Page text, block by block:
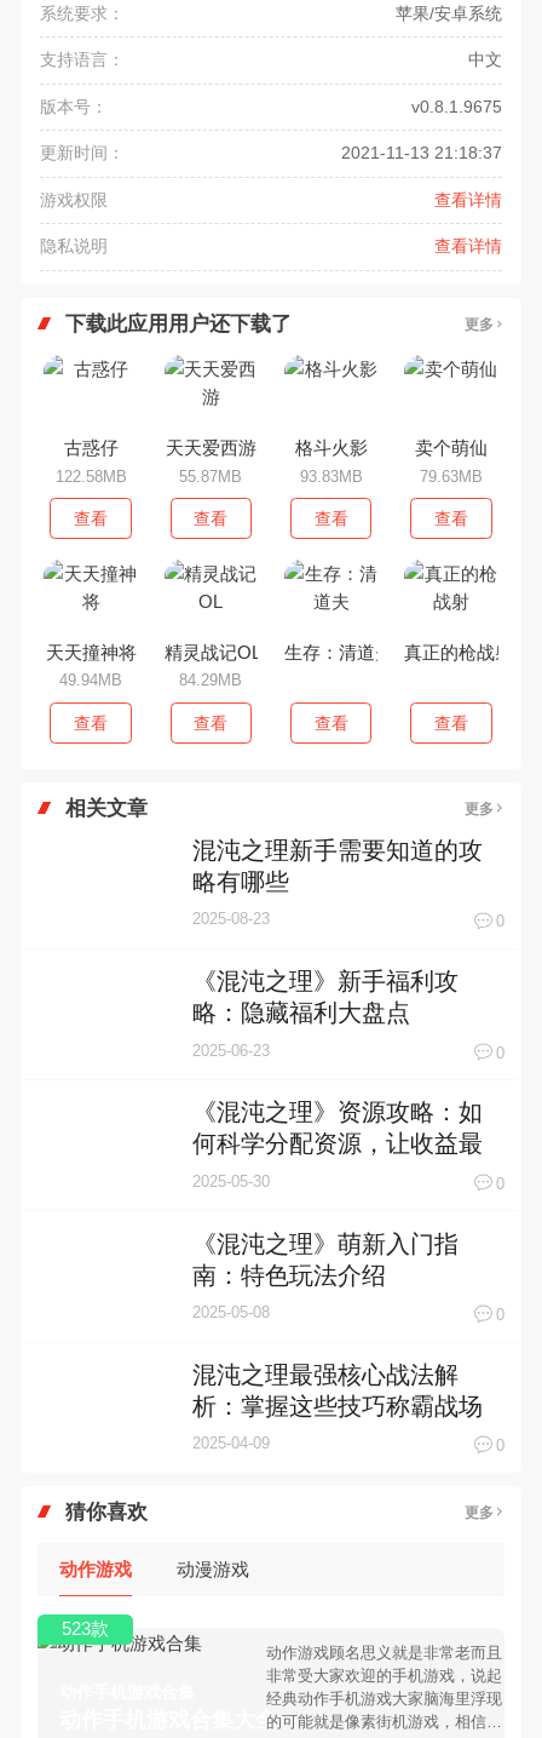
系统要求： 苹果/安卓系统
支持语言： 中文
版本号： v0.8.1.9675
更新时间： 2021-11-13 21:18:37
游戏权限 查看详情
隐私说明 查看详情
下载此应用用户还下载了 更多
古惑仔
122.58MB
查看
天天爱西游
55.87MB
查看
格斗火影
93.83MB
查看
卖个萌仙
79.63MB
查看
天天撞神将
49.94MB
查看
精灵战记OL
84.29MB
查看
生存：清道夫
查看
真正的枪战射
查看
相关文章 更多
混沌之理新手需要知道的攻
略有哪些
2025-08-23 0
《混沌之理》新手福利攻
略：隐藏福利大盘点
2025-06-23 0
《混沌之理》资源攻略：如
何科学分配资源，让收益最
大化
2025-05-30 0
《混沌之理》萌新入门指
南：特色玩法介绍
2025-05-08 0
混沌之理最强核心战法解
析：掌握这些技巧称霸战场
2025-04-09 0
猜你喜欢 更多
动作游戏 动漫游戏
动作手机游戏合集大全 >
动作游戏顾名思义就是非常老而且
非常受大家欢迎的手机游戏，说起
经典动作手机游戏大家脑海里浮现
的可能就是像素街机游戏，相信很
523款